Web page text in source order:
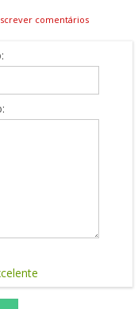
comentários